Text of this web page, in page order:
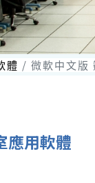
體 微軟中文版
應用軟體